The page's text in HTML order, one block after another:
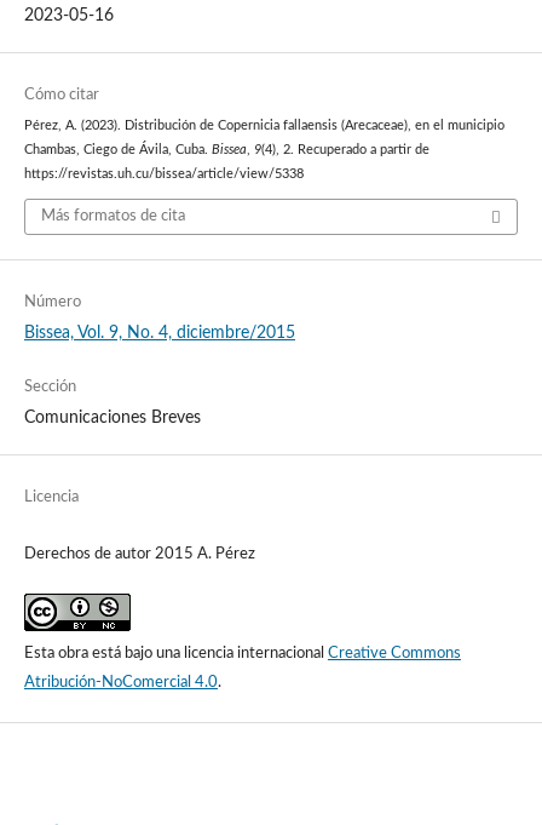
2023-05-16
Cómo citar
Pérez, A. (2023). Distribución de Copernicia fallaensis (Arecaceae), en el municipio
Chambas, Ciego de Ávila, Cuba. Bissea 9(4), 2. Recuperado a partir de
https://revistas.uh.cu/bissea/article/view/5338
Más formatos de cita
Número
Bissea, Vol. 9, No. 4, diciembre/2015
Sección
Comunicaciones Breves
Licencia
Derechos de autor 2015 A. Pérez
Esta obra está bajo una licencia internacional Creative Commons
Atribución-NoComercial 4.0.